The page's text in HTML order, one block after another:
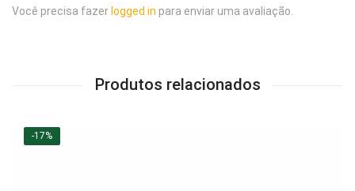
Você precisa fazer logged in para enviar uma avaliação.
Produtos relacionados
-17%